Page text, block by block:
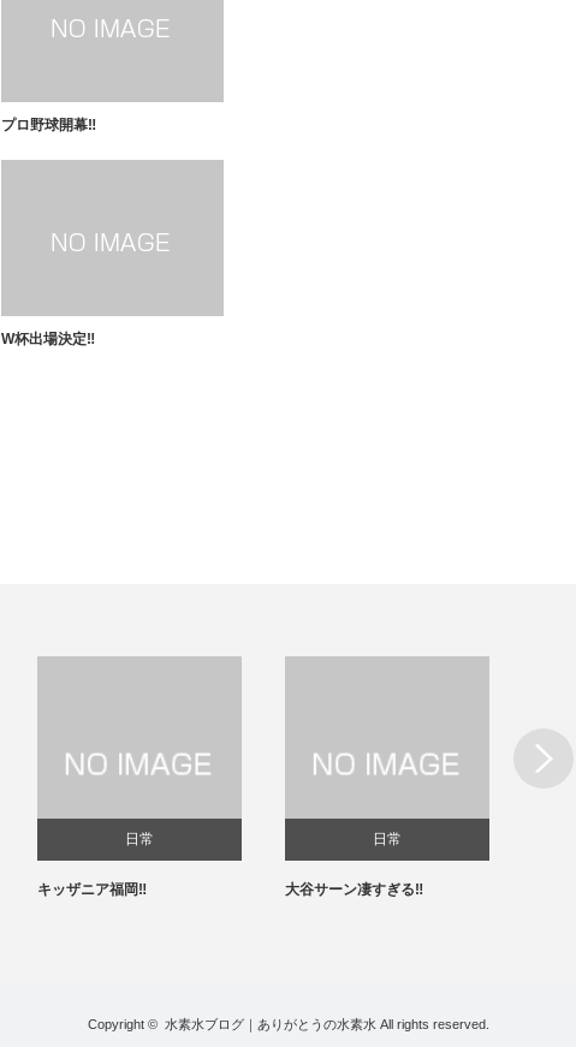
プロ野球開幕‼️
W杯出場決定‼️
日常
キッザニア福岡‼️
日常
大谷サーン凄すぎる‼️
Next
Copyright © 水素水ブログ｜ありがとうの水素水 All rights reserved.